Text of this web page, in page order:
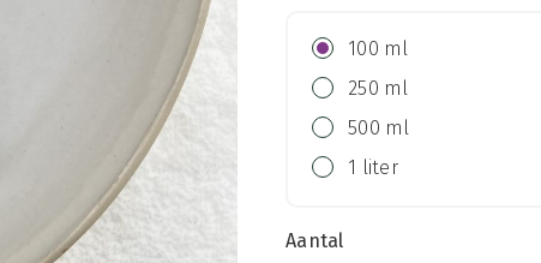
100 ml
250 ml
500 ml
1 liter
Aantal